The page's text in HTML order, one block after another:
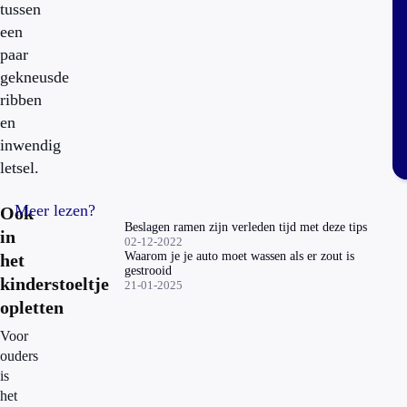
tussen
een
paar
gekneusde
ribben
en
inwendig
letsel.
Ook
in
het
kinderstoeltje
opletten
Voor
ouders
is
het
Meer lezen?
Beslagen ramen zijn verleden tijd met deze tips
02-12-2022
Waarom je je auto moet wassen als er zout is
gestrooid
21-01-2025